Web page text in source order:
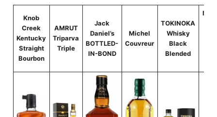
Knob
Creek
Kentucky
Straight
Bourbon
AMRUT
Triparva
Triple
Jack
Daniel’s
BOTTLED-
IN-BOND
Michel
Couvreur
TOKINOKA
Whisky
Black
Blended